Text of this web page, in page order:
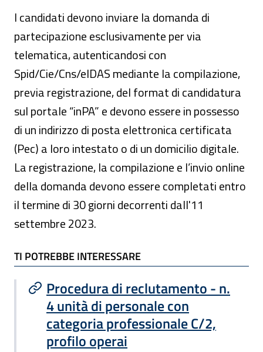
I candidati devono inviare la domanda di
partecipazione esclusivamente per via
telematica, autenticandosi con
Spid/Cie/Cns/eIDAS mediante la compilazione,
previa registrazione, del format di candidatura
sul portale “inPA” e devono essere in possesso
di un indirizzo di posta elettronica certificata
(Pec) a loro intestato o di un domicilio digitale.
La registrazione, la compilazione e l’invio online
della domanda devono essere completati entro
il termine di 30 giorni decorrenti dall'11
settembre 2023.
TI POTREBBE INTERESSARE
TI POTREBBE INTERESSARE
Procedura di reclutamento - n.
4 unità di personale con
categoria professionale C/2,
profilo operai